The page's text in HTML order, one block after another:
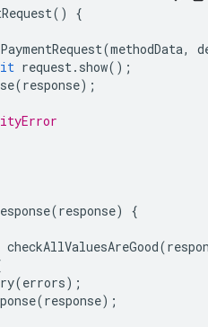
()
{
PaymentRequest(methodData,
request. show();
(response);
(response)
{
checkAllValuesAreGood(
(errors);
(response);